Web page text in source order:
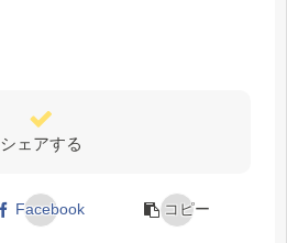
シェアする
Facebook コピー